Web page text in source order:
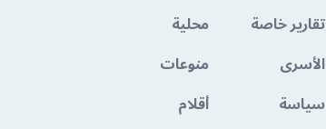
تقارير خاصة
محلية
الأسرى
منوعات
سياسة
أقلام